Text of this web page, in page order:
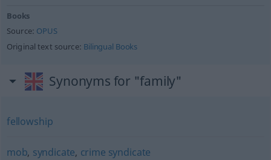
Books
Source: OPUS
Original text source: Bilingual Books
Synonyms for "family"
fellowship
mob, syndicate, crime syndicate